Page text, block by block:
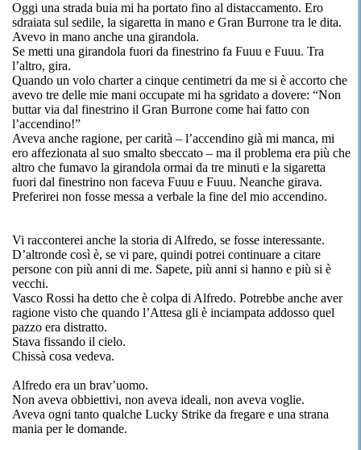
Oggi una strada buia mi ha portato fino al distaccamento. Ero
sdraiata sul sedile, la sigaretta in mano e Gran Burrone tra le dita.
Avevo in mano anche una girandola.
Se metti una girandola fuori da finestrino fa Fuuu e Fuuu. Tra
l’altro, gira.
Quando un volo charter a cinque centimetri da me si è accorto che
avevo tre delle mie mani occupate mi ha sgridato a dovere: “Non
buttar via dal finestrino il Gran Burrone come hai fatto con
l’accendino!”
Aveva anche ragione, per carità – l’accendino già mi manca, mi
ero affezionata al suo smalto sbeccato – ma il problema era più che
altro che fumavo la girandola ormai da tre minuti e la sigaretta
fuori dal finestrino non faceva Fuuu e Fuuu. Neanche girava.
Preferirei non fosse messa a verbale la fine del mio accendino.
Vi racconterei anche la storia di Alfredo, se fosse interessante.
D’altronde così è, se vi pare, quindi potrei continuare a citare
persone con più anni di me. Sapete, più anni si hanno e più si è
vecchi.
Vasco Rossi ha detto che è colpa di Alfredo. Potrebbe anche aver
ragione visto che quando l’Attesa gli è inciampata addosso quel
pazzo era distratto.
Stava fissando il cielo.
Chissà cosa vedeva.
Alfredo era un brav’uomo.
Non aveva obbiettivi, non aveva ideali, non aveva voglie.
Aveva ogni tanto qualche Lucky Strike da fregare e una strana
mania per le domande.